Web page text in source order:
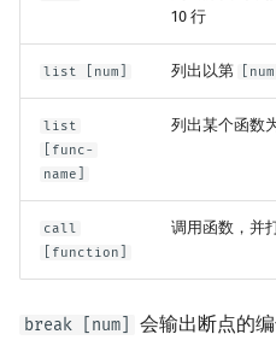
10 行
list [num] 列出以第 [num]
list
[func-
name]
列出某个函数
call
[function]
调用函数，并
break [num] 会输出断点的